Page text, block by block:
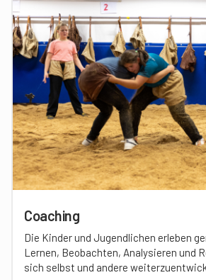
Coaching
Die Kinder und Jugendlichen erleben
Lernen, Beobachten, Analysieren und Reflektieren, um
sich selbst und andere